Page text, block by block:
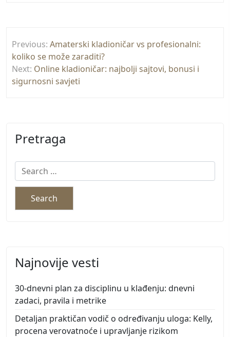
navigation
Previous: Amaterski kladioničar vs profesionalni:
koliko se može zaraditi?
Next: Online kladioničar: najbolji sajtovi, bonusi i
sigurnosni savjeti
Pretraga
Search
for:
Najnovije vesti
30-dnevni plan za disciplinu u klađenju: dnevni
zadaci, pravila i metrike
Detaljan praktičan vodič o određivanju uloga: Kelly,
procena verovatnoće i upravljanje rizikom